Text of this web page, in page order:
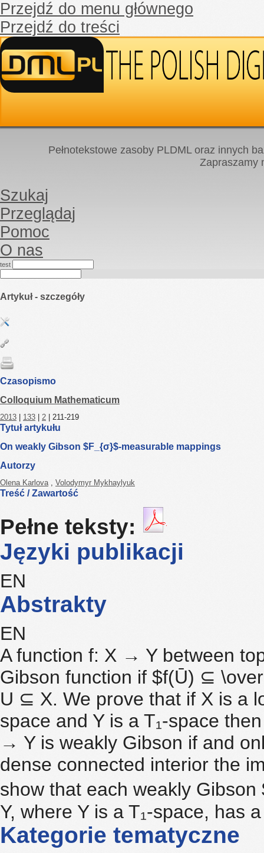
Przejdź do menu głównego
Przejdź do treści
Pełnotekstowe zasoby PLDML oraz innych
Zapraszamy
Szukaj
Przeglądaj
Pomoc
O nas
test
Artykuł - szczegóły
Czasopismo
Colloquium Mathematicum
2013 133 2 | 211-219
Tytuł artykułu
On weakly Gibson $F_{σ}$-measurable mappings
Autorzy
Olena Karlova , Volodymyr Mykhaylyuk
Treść / Zawartość
Pełne teksty:
Języki publikacji
EN
Abstrakty
EN
A function f: X → Y between
Gibson function if $f(Ū) ⊆
U ⊆ X. We prove that if X is a
space and Y is a T₁-space
→ Y is weakly Gibson if and
dense connected interior the
show that each weakly
Y, where Y is a T₁-space, has
Kategorie tematyczne